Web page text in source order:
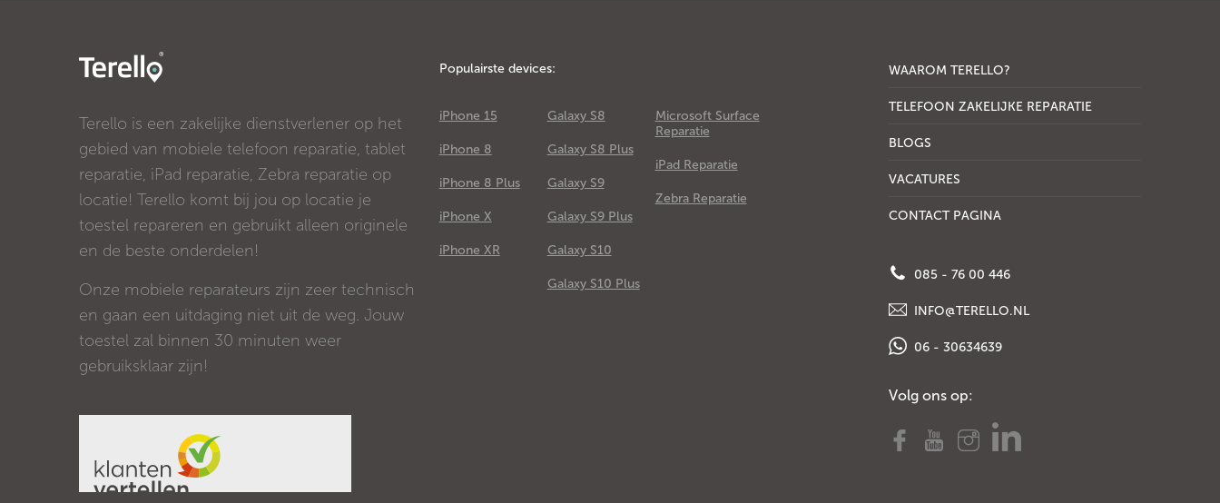
Terello is een zakelijke dienstverlener op het
gebied van mobiele telefoon reparatie, tablet
reparatie, iPad reparatie, Zebra reparatie op
locatie! Terello komt bij jou op locatie je
toestel repareren en gebruikt alleen originele
en de beste onderdelen!
Onze mobiele reparateurs zijn zeer technisch
en gaan een uitdaging niet uit de weg. Jouw
toestel zal binnen 30 minuten weer
gebruiksklaar zijn!
Populairste devices:
iPhone 15
iPhone 8
iPhone 8 Plus
iPhone X
iPhone XR
Galaxy S8
Galaxy S8 Plus
Galaxy S9
Galaxy S9 Plus
Galaxy S10
Galaxy S10 Plus
Microsoft Surface
Reparatie
iPad Reparatie
Zebra Reparatie
WAAROM TERELLO?
TELEFOON ZAKELIJKE REPARATIE
BLOGS
VACATURES
CONTACT PAGINA
085 - 76 00 446
INFO@TERELLO.NL
06 - 30634639
Volg ons op: